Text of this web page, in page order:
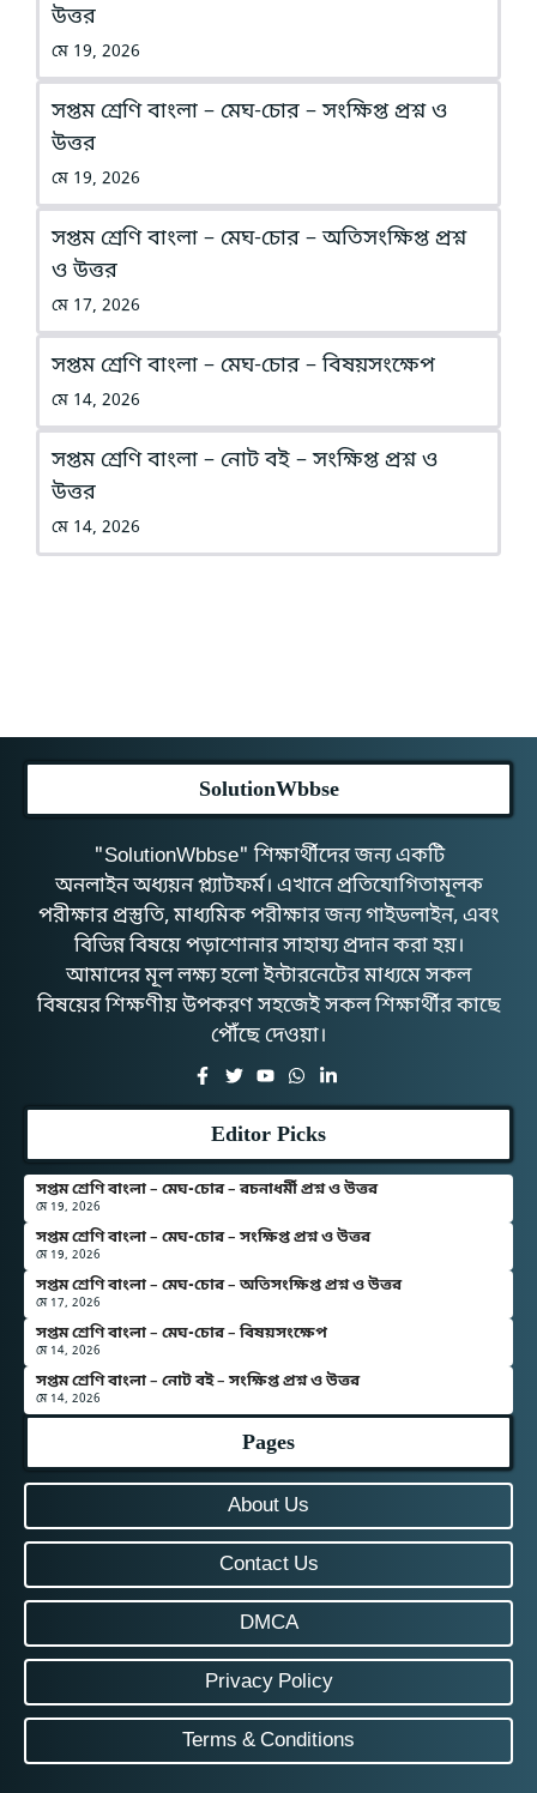
উত্তর
মে 19, 2026
সপ্তম শ্রেণি বাংলা – মেঘ-চোর – সংক্ষিপ্ত প্রশ্ন ও
উত্তর
মে 19, 2026
সপ্তম শ্রেণি বাংলা – মেঘ-চোর – অতিসংক্ষিপ্ত প্রশ্ন
ও উত্তর
মে 17, 2026
সপ্তম শ্রেণি বাংলা – মেঘ-চোর – বিষয়সংক্ষেপ
মে 14, 2026
সপ্তম শ্রেণি বাংলা – নোট বই – সংক্ষিপ্ত প্রশ্ন ও
উত্তর
মে 14, 2026
SolutionWbbse
"SolutionWbbse" শিক্ষার্থীদের জন্য একটি
অনলাইন অধ্যয়ন প্ল্যাটফর্ম। এখানে প্রতিযোগিতামূলক
পরীক্ষার প্রস্তুতি, মাধ্যমিক পরীক্ষার জন্য গাইডলাইন, এবং
বিভিন্ন বিষয়ে পড়াশোনার সাহায্য প্রদান করা হয়।
আমাদের মূল লক্ষ্য হলো ইন্টারনেটের মাধ্যমে সকল
বিষয়ের শিক্ষণীয় উপকরণ সহজেই সকল শিক্ষার্থীর কাছে
পৌঁছে দেওয়া।
Editor Picks
সপ্তম শ্রেণি বাংলা – মেঘ-চোর – রচনাধর্মী প্রশ্ন ও উত্তর
মে 19, 2026
সপ্তম শ্রেণি বাংলা – মেঘ-চোর – সংক্ষিপ্ত প্রশ্ন ও উত্তর
মে 19, 2026
সপ্তম শ্রেণি বাংলা – মেঘ-চোর – অতিসংক্ষিপ্ত প্রশ্ন ও উত্তর
মে 17, 2026
সপ্তম শ্রেণি বাংলা – মেঘ-চোর – বিষয়সংক্ষেপ
মে 14, 2026
সপ্তম শ্রেণি বাংলা – নোট বই – সংক্ষিপ্ত প্রশ্ন ও উত্তর
মে 14, 2026
Pages
About Us
Contact Us
DMCA
Privacy Policy
Terms & Conditions